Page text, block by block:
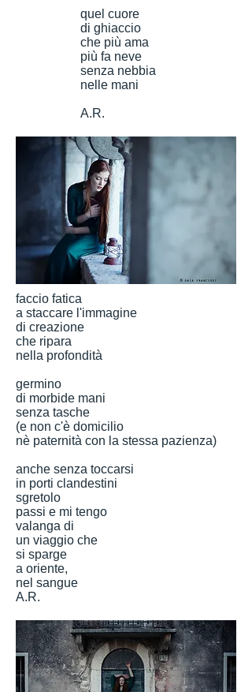
quel cuore
di ghiaccio
che più ama
più fa neve
senza nebbia
nelle mani
A.R.
faccio fatica
a staccare l'immagine
di creazione
che ripara
nella profondità
germino
di morbide mani
senza tasche
(e non c'è domicilio
nè paternità con la stessa pazienza)
anche senza toccarsi
in porti clandestini
sgretolo
passi e mi tengo
valanga di
un viaggio che
si sparge
a oriente,
nel sangue
A.R.